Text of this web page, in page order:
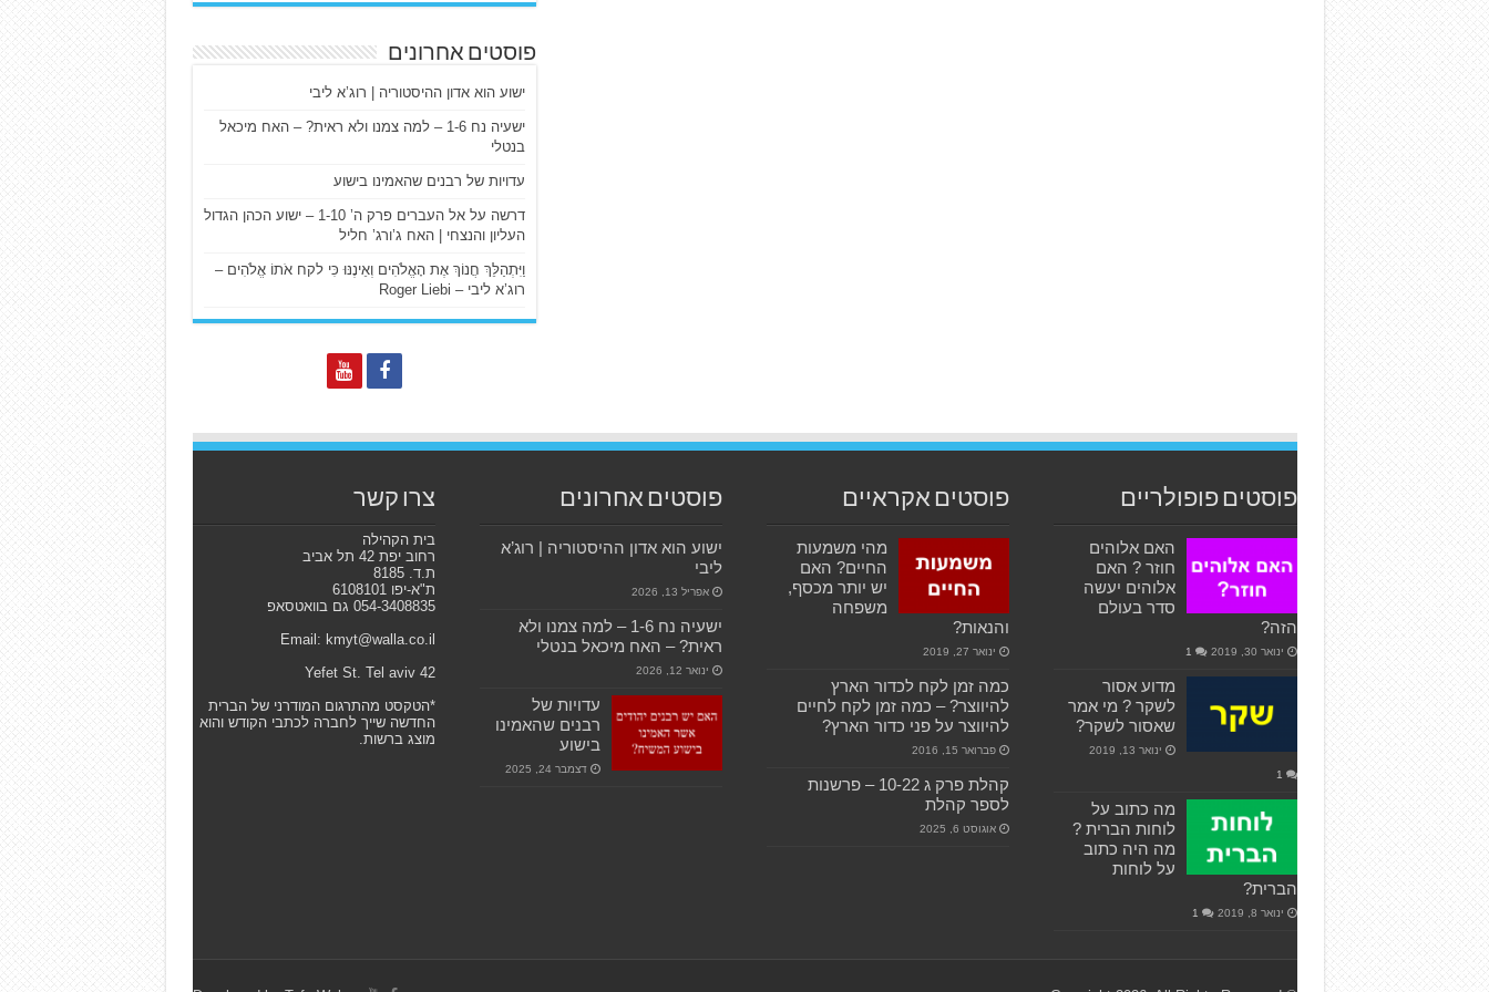
פוסטים אחרונים
ישוע הוא אדון ההיסטוריה | רוג’א ליבי
ישעיה נח 1-6 – למה צמנו ולא ראית? – האח מיכאל
בנטלי
עדויות של רבנים שהאמינו בישוע
דרשה על אל העברים פרק ה’ 1-10 – ישוע הכהן הגדול
העליון והנצחי | האח ג’ורג’ חליל
וַיִּתְהַלֵּךְ חֲנוֹךְ אֶת הָאֱלֹהִים וְאֵינֶנּוּ כִּי לקח אֹתוֹ אֱלֹהִים –
רוג’א ליבי – Roger Liebi
פוסטים פופולריים
האם אלוהים
חוזר ? האם
אלוהים יעשה
סדר בעולם
הזה?
ינואר 30, 2019 1
מדוע אסור
לשקר ? מי אמר
שאסור לשקר?
ינואר 13, 2019
1
מה כתוב על
לוחות הברית ?
מה היה כתוב
על לוחות
הברית?
ינואר 8, 2019 1
פוסטים אקראיים
מהי משמעות
החיים? האם
יש יותר מכסף,
משפחה
והנאות?
ינואר 27, 2019
כמה זמן לקח לכדור הארץ
להיווצר? – כמה זמן לקח לחיים
להיווצר על פני כדור הארץ?
פברואר 15, 2016
קהלת פרק ג 10-22 – פרשנות
לספר קהלת
אוגוסט 6, 2025
פוסטים אחרונים
ישוע הוא אדון ההיסטוריה | רוג’א
ליבי
אפריל 13, 2026
ישעיה נח 1-6 – למה צמנו ולא
ראית? – האח מיכאל בנטלי
ינואר 12, 2026
עדויות של
רבנים שהאמינו
בישוע
דצמבר 24, 2025
צרו קשר
בית הקהילה
רחוב יפת 42 תל אביב
ת.ד. 8185
ת"א-יפו 6108101
054-3408835 גם בוואטסאפ
Email: kmyt@walla.co.il
42 Yefet St. Tel aviv
*הטקסט מהתרגום המודרני של הברית
החדשה שייך לחברה לכתבי הקודש והוא
מוצג ברשות.